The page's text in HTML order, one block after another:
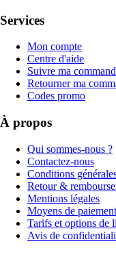
Services
Mon compte
Centre d'aide
Suivre ma
Retourner ma
Codes promo
À propos
Qui sommes-nous ?
Contactez-nous
Conditions
Retour &
Mentions légales
Moyens de paiement
Tarifs et options de
Avis de